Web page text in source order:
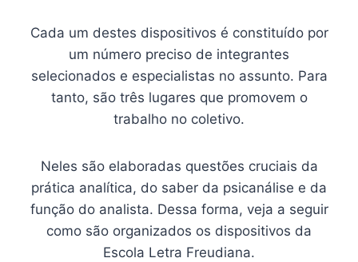
Cada um destes dispositivos é constituído por
um número preciso de integrantes
selecionados e especialistas no assunto. Para
tanto, são três lugares que promovem o
trabalho no coletivo.
Neles são elaboradas questões cruciais da
prática analítica, do saber da psicanálise e da
função do analista. Dessa forma, veja a seguir
como são organizados os dispositivos da
Escola Letra Freudiana.